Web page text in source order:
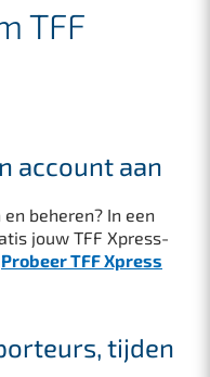
TFF
account aan
beheren? In een
jouw TFF Xpress-
Probeer TFF Xpress
tijden